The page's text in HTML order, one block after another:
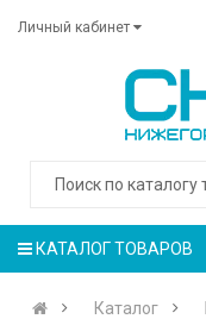
Личный кабинет
КАТАЛОГ ТОВАРОВ
Каталог